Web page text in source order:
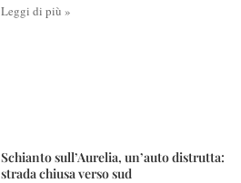
Leggi di più »
Schianto sull’Aurelia, un’auto distrutta:
strada chiusa verso sud